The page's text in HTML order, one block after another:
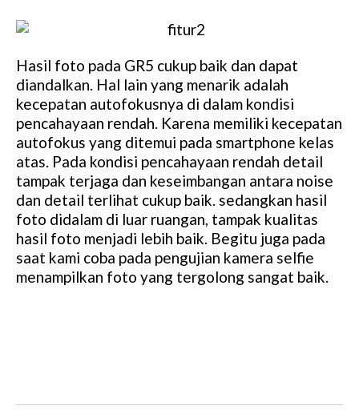
Hasil foto pada GR5 cukup baik dan dapat
diandalkan. Hal lain yang menarik adalah
kecepatan autofokusnya di dalam kondisi
pencahayaan rendah. Karena memiliki kecepatan
autofokus yang ditemui pada smartphone kelas
atas. Pada kondisi pencahayaan rendah detail
tampak terjaga dan keseimbangan antara noise
dan detail terlihat cukup baik. sedangkan hasil
foto didalam di luar ruangan, tampak kualitas
hasil foto menjadi lebih baik. Begitu juga pada
saat kami coba pada pengujian kamera selfie
menampilkan foto yang tergolong sangat baik.